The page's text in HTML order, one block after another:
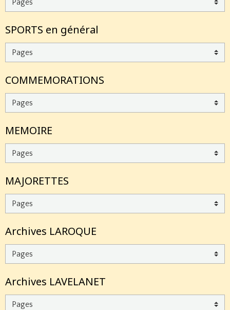
SPORTS en général
COMMEMORATIONS
MEMOIRE
MAJORETTES
Archives LAROQUE
Archives LAVELANET